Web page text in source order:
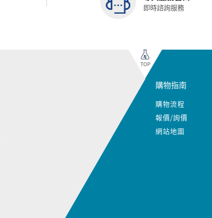
即時諮詢服務
TOP
購物指南
購物流程
報價/詢價
網站地圖